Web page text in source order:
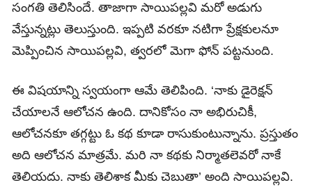
సంగతి తెలిసిందే. తాజాగా సాయిపల్లవి మరో అడుగు
వేస్తున్నట్లు తెలుస్తుంది. ఇప్పటి వరకూ నటిగా ప్రేక్షకులనూ
మెప్పించిన సాయిపల్లవి, త్వరలో మెగా ఫోన్‌ పట్టనుంది.
ఈ విషయాన్ని స్వయంగా ఆమే తెలిపింది. ‘నాకు డైరెక్షన్‌
చేయాలనే ఆలోచన ఉంది. దానికోసం నా అభిరుచికీ,
ఆలోచనకూ తగ్గట్టు ఓ కథ కూడా రాసుకుంటున్నాను. ప్రస్తుతం
అది ఆలోచన మాత్రమే. మరి నా కథకు నిర్మాతలెవరో నాకే
తెలియదు. నాకు తెలిశాక మీకు చెబుతా’ అంది సాయిపల్లవి.